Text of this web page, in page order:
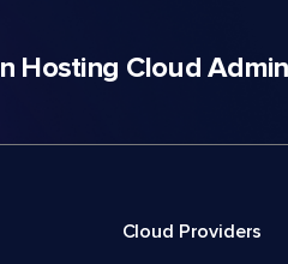
Hosting Cloud
Cloud Providers